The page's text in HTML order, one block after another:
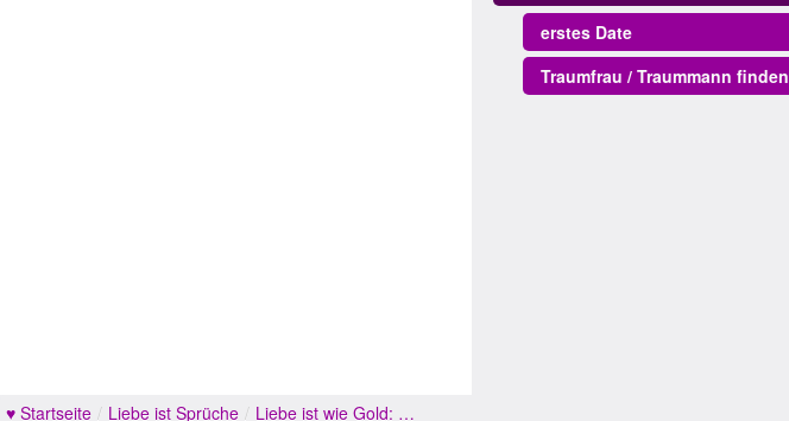
erstes Date
Traumfrau / Traummann finden
♥ Startseite / Liebe ist Sprüche / Liebe ist wie Gold: …